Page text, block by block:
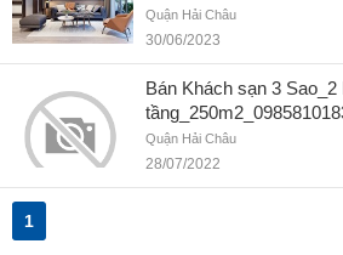
HOẠT ĐỘNG 85%, 170
Quận Hải Châu
30/06/2023
Bán Khách sạn 3
Quận Hải Châu
28/07/2022
1